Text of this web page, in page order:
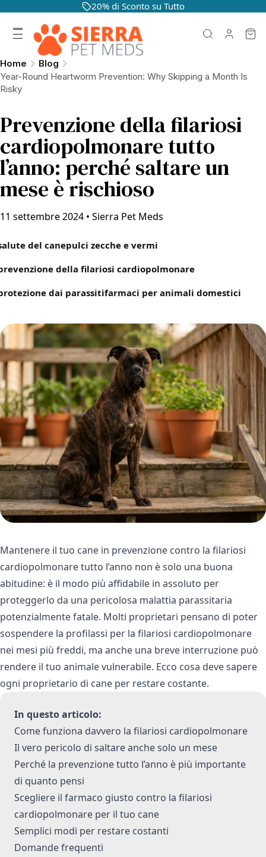
20% di Sconto su Tutto
Home
Blog
Year-Round Heartworm Prevention: Why Skipping a Month Is
Risky
Prevenzione della filariosi
cardiopolmonare tutto
l’anno: perché saltare un
mese è rischioso
11 settembre 2024 • Sierra Pet Meds
del canepulci zecche e vermi
della filariosi cardiopolmonare
dai parassitifarmaci per animali domestici
Mantenere il tuo cane in prevenzione contro la filariosi
cardiopolmonare tutto l’anno non è solo una buona
abitudine: è il modo più affidabile in assoluto per
proteggerlo da una pericolosa malattia parassitaria
potenzialmente fatale. Molti proprietari pensano di poter
sospendere la profilassi per la filariosi cardiopolmonare
nei mesi più freddi, ma anche una breve interruzione può
rendere il tuo animale vulnerabile. Ecco cosa deve sapere
ogni proprietario di cane per restare costante.
In questo articolo:
Come funziona davvero la filariosi cardiopolmonare
Il vero pericolo di saltare anche solo un mese
Perché la prevenzione tutto l’anno è più importante
di quanto pensi
Scegliere il farmaco giusto contro la filariosi
cardiopolmonare per il tuo cane
Semplici modi per restare costanti
Domande frequenti